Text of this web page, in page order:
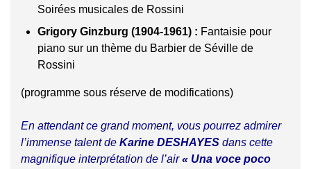
Soirées musicales de Rossini
Grigory Ginzburg (1904-1961) : Fantaisie pour
piano sur un thème du Barbier de Séville de
Rossini
(programme sous réserve de modifications)
En attendant ce grand moment, vous pourrez admirer
l’immense talent de Karine DESHAYES dans cette
magnifique interprétation de l’air« Una voce poco